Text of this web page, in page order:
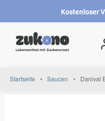
Kostenloser
Startseite • Saucen • Danival